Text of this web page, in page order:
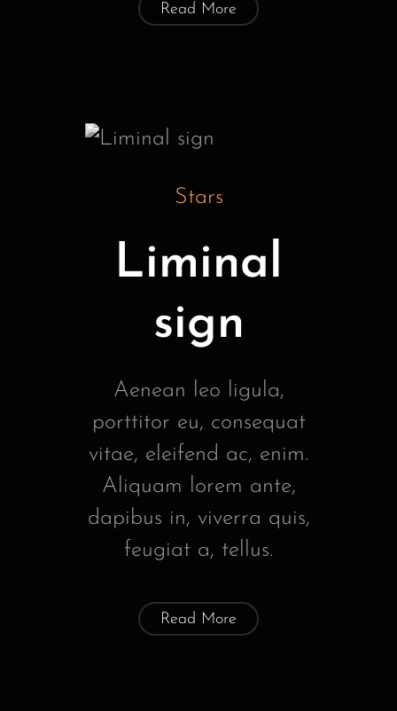
Read More
Stars
Liminal
sign
Aenean leo ligula,
porttitor eu, consequat
vitae, eleifend ac, enim.
Aliquam lorem ante,
dapibus in, viverra quis,
feugiat a, tellus.
Read More